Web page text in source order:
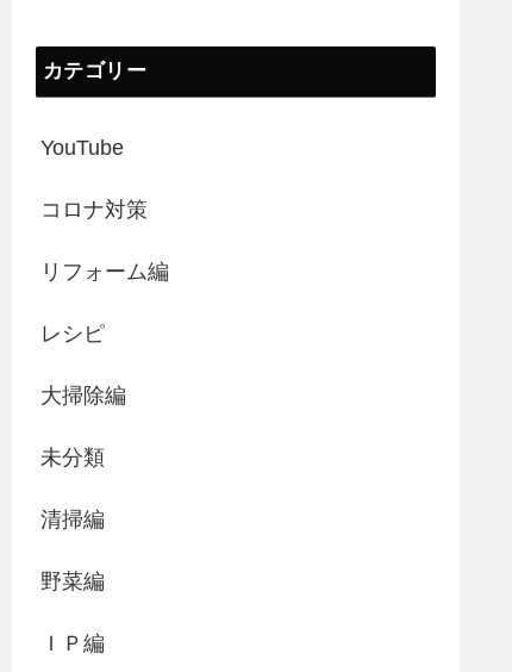
カテゴリー
YouTube
コロナ対策
リフォーム編
レシピ
大掃除編
未分類
清掃編
野菜編
ＩＰ編